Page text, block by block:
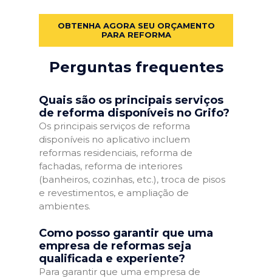
OBTENHA AGORA SEU ORÇAMENTO
PARA REFORMA
Perguntas frequentes
Quais são os principais serviços
de reforma disponíveis no Grifo?
Os principais serviços de reforma
disponíveis no aplicativo incluem
reformas residenciais, reforma de
fachadas, reforma de interiores
(banheiros, cozinhas, etc.), troca de pisos
e revestimentos, e ampliação de
ambientes.
Como posso garantir que uma
empresa de reformas seja
qualificada e experiente?
Para garantir que uma empresa de